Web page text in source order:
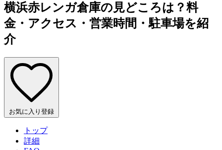
横浜赤レンガ倉庫の見どころは？料
金・アクセス・営業時間・駐車場を紹
介
お気に入り登録
トップ
詳細